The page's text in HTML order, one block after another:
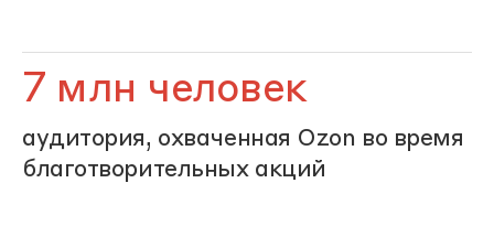
7 млн человек
аудитория, охваченная Ozon во время
благотворительных акций